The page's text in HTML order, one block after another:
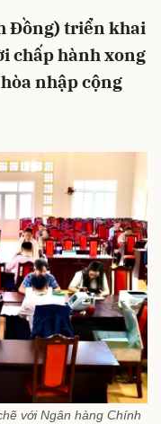
Đồng) triển khai
chấp hành xong
nhập cộng
với Ngân hàng Chính
Hủy Gửi